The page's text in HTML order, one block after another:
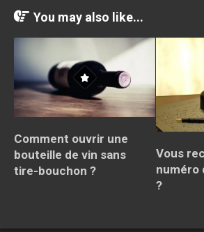
You may also like...
Comment ouvrir une
bouteille de vin sans
tire-bouchon ?
Vous
numéro
?